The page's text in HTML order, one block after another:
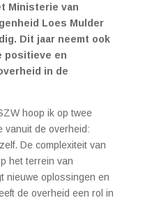
Ministerie van
Loes Mulder
Dit jaar neemt ook
positieve en
in de
hoop ik op twee
vanuit de overheid:
De complexiteit van
het terrein van
nieuwe oplossingen en
de overheid een rol in